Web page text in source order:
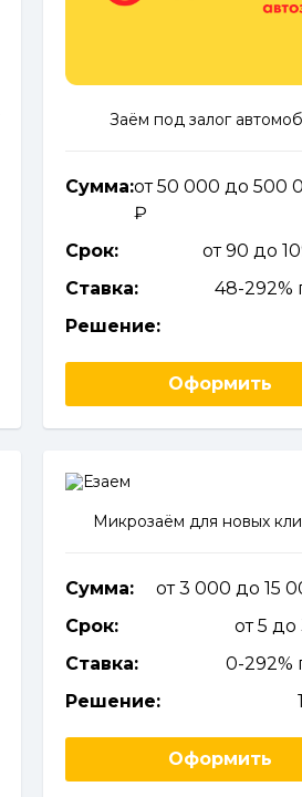
Заём под залог
Сумма:от 50 000 до 500
Срок:
от 90 до
Ставка:
48-292%
Решение:
Оформить
Микрозаём для новых
Сумма:
от 3 000 до 15
Срок:
от 5
Ставка:
0-292%
Решение:
Оформить